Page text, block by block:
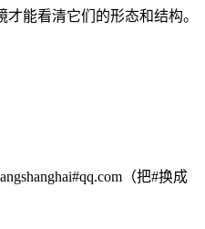
能看清它们的形态和结构。
（把#换成